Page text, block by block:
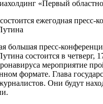
«Первый
большая пресс-
состоится в четверг,
мероприятие
формате. Глава
Они будут